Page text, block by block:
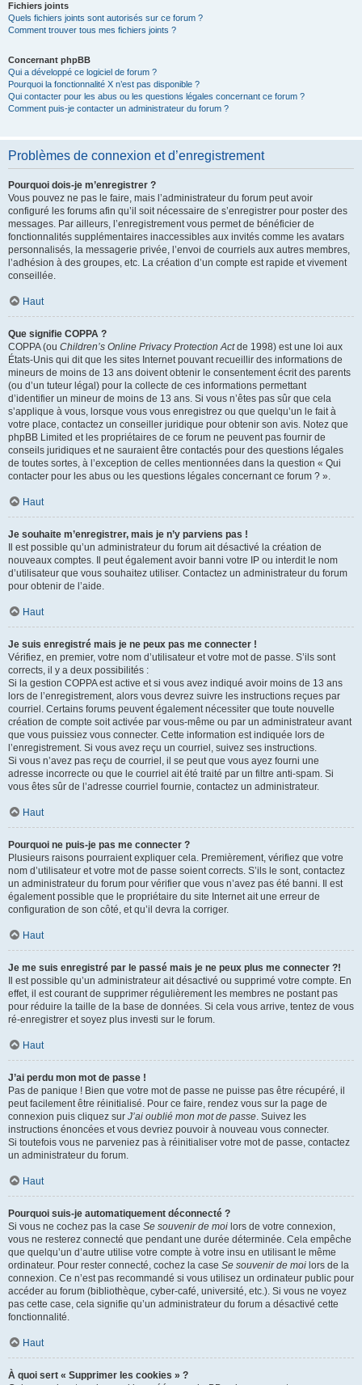
Fichiers joints
Quels fichiers joints sont autorisés sur ce forum ?
Comment trouver tous mes fichiers joints ?
Concernant phpBB
Qui a développé ce logiciel de forum ?
Pourquoi la fonctionnalité X n’est pas disponible ?
Qui contacter pour les abus ou les questions légales concernant ce forum ?
Comment puis-je contacter un administrateur du forum ?
Problèmes de connexion et d’enregistrement
Pourquoi dois-je m’enregistrer ?
Vous pouvez ne pas le faire, mais l’administrateur du forum peut avoir
configuré les forums afin qu’il soit nécessaire de s’enregistrer pour poster des
messages. Par ailleurs, l’enregistrement vous permet de bénéficier de
fonctionnalités supplémentaires inaccessibles aux invités comme les avatars
personnalisés, la messagerie privée, l’envoi de courriels aux autres membres,
l’adhésion à des groupes, etc. La création d’un compte est rapide et vivement
conseillée.
Haut
Que signifie COPPA ?
COPPA (ou Children’s Online Privacy Protection Actde 1998) est une loi aux
États-Unis qui dit que les sites Internet pouvant recueillir des informations de
mineurs de moins de 13 ans doivent obtenir le consentement écrit des parents
(ou d’un tuteur légal) pour la collecte de ces informations permettant
d’identifier un mineur de moins de 13 ans. Si vous n’êtes pas sûr que cela
s’applique à vous, lorsque vous vous enregistrez ou que quelqu’un le fait à
votre place, contactez un conseiller juridique pour obtenir son avis. Notez que
phpBB Limited et les propriétaires de ce forum ne peuvent pas fournir de
conseils juridiques et ne sauraient être contactés pour des questions légales
de toutes sortes, à l’exception de celles mentionnées dans la question « Qui
contacter pour les abus ou les questions légales concernant ce forum ? ».
Haut
Je souhaite m’enregistrer, mais je n’y parviens pas !
Il est possible qu’un administrateur du forum ait désactivé la création de
nouveaux comptes. Il peut également avoir banni votre IP ou interdit le nom
d’utilisateur que vous souhaitez utiliser. Contactez un administrateur du forum
pour obtenir de l’aide.
Haut
Je suis enregistré mais je ne peux pas me connecter !
Vérifiez, en premier, votre nom d’utilisateur et votre mot de passe. S’ils sont
corrects, il y a deux possibilités :
Si la gestion COPPA est active et si vous avez indiqué avoir moins de 13 ans
lors de l’enregistrement, alors vous devrez suivre les instructions reçues par
courriel. Certains forums peuvent également nécessiter que toute nouvelle
création de compte soit activée par vous-même ou par un administrateur avant
que vous puissiez vous connecter. Cette information est indiquée lors de
l’enregistrement. Si vous avez reçu un courriel, suivez ses instructions.
Si vous n’avez pas reçu de courriel, il se peut que vous ayez fourni une
adresse incorrecte ou que le courriel ait été traité par un filtre anti-spam. Si
vous êtes sûr de l’adresse courriel fournie, contactez un administrateur.
Haut
Pourquoi ne puis-je pas me connecter ?
Plusieurs raisons pourraient expliquer cela. Premièrement, vérifiez que votre
nom d’utilisateur et votre mot de passe soient corrects. S’ils le sont, contactez
un administrateur du forum pour vérifier que vous n’avez pas été banni. Il est
également possible que le propriétaire du site Internet ait une erreur de
configuration de son côté, et qu’il devra la corriger.
Haut
Je me suis enregistré par le passé mais je ne peux plus me connecter ?!
Il est possible qu’un administrateur ait désactivé ou supprimé votre compte. En
effet, il est courant de supprimer régulièrement les membres ne postant pas
pour réduire la taille de la base de données. Si cela vous arrive, tentez de vous
ré-enregistrer et soyez plus investi sur le forum.
Haut
J’ai perdu mon mot de passe !
Pas de panique ! Bien que votre mot de passe ne puisse pas être récupéré, il
peut facilement être réinitialisé. Pour ce faire, rendez vous sur la page de
connexion puis cliquez sur J’ai oublié mon mot de passe. Suivez les
instructions énoncées et vous devriez pouvoir à nouveau vous connecter.
Si toutefois vous ne parveniez pas à réinitialiser votre mot de passe, contactez
un administrateur du forum.
Haut
Pourquoi suis-je automatiquement déconnecté ?
Si vous ne cochez pas la case Se souvenir de moi lors de votre connexion,
vous ne resterez connecté que pendant une durée déterminée. Cela empêche
que quelqu’un d’autre utilise votre compte à votre insu en utilisant le même
ordinateur. Pour rester connecté, cochez la case Se souvenir de moi lors de la
connexion. Ce n’est pas recommandé si vous utilisez un ordinateur public pour
accéder au forum (bibliothèque, cyber-café, université, etc.). Si vous ne voyez
pas cette case, cela signifie qu’un administrateur du forum a désactivé cette
fonctionnalité.
Haut
À quoi sert « Supprimer les cookies » ?